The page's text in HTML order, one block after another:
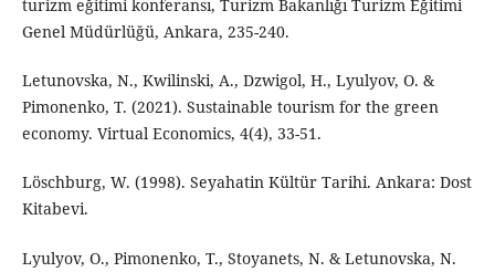
turizm eğitimi konferansı, Turizm Bakanlığı Turizm Eğitimi
Genel Müdürlüğü, Ankara, 235-240.
Letunovska, N., Kwilinski, A., Dzwigol, H., Lyulyov, O. &
Pimonenko, T. (2021). Sustainable tourism for the green
economy. Virtual Economics, 4(4), 33-51.
Löschburg, W. (1998). Seyahatin Kültür Tarihi. Ankara: Dost
Kitabevi.
Lyulyov, O., Pimonenko, T., Stoyanets, N. & Letunovska, N.